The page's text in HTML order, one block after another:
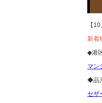
【
新着
◆港
マン
◆品
セザ